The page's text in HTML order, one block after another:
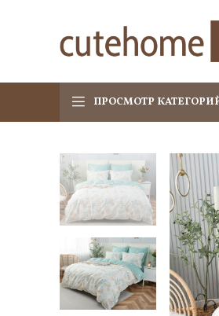
ПРОСМОТР